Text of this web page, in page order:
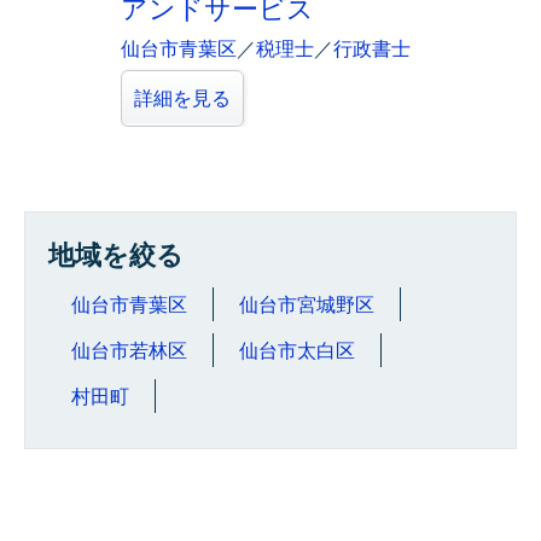
アンドサービス
仙台市青葉区 ／税理士／行政書士
詳細を見る
地域を絞る
仙台市青葉区 仙台市宮城野区
仙台市若林区 仙台市太白区
村田町